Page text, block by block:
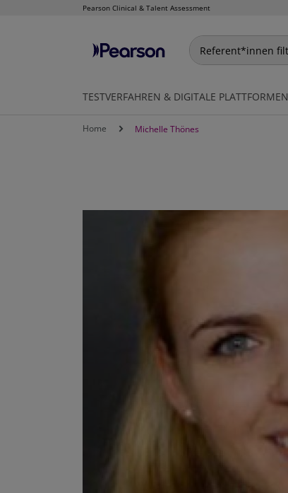
Pearson Clinical & Talent Assessment
Direkt
TESTVERFAHREN & DIGITALE PLATTFORMEN
Home Michelle Thönes